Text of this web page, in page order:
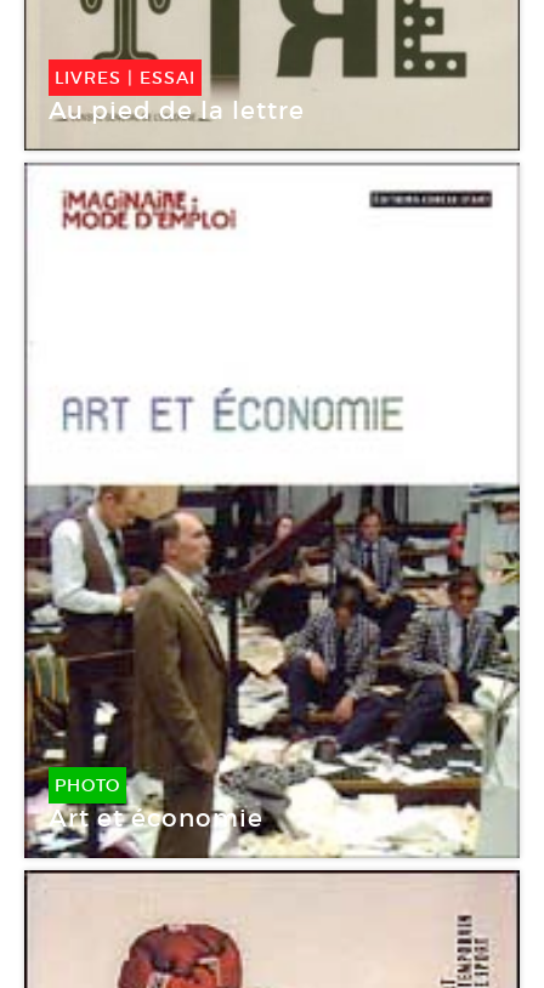
LIVRES | ESSAI
Au pied de la lettre
PHOTO
Art et économie